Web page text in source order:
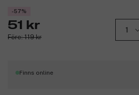
-57%
51 kr
Före: 119 kr
Finns online